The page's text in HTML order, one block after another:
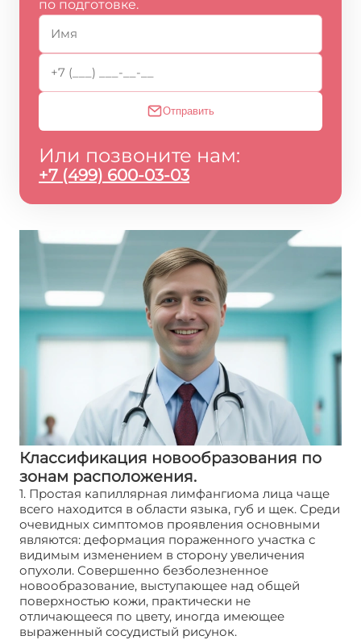
по подготовке.
Отправить
Или позвоните нам:
+7 (499) 600-03-03
Классификация новообразования по
зонам расположения.
1. Простая капиллярная лимфангиома лица чаще
всего находится в области языка, губ и щек. Среди
очевидных симптомов проявления основными
являются: деформация пораженного участка с
видимым изменением в сторону увеличения
опухоли. Совершенно безболезненное
новообразование, выступающее над общей
поверхностью кожи, практически не
отличающееся по цвету, иногда имеющее
выраженный сосудистый рисунок.